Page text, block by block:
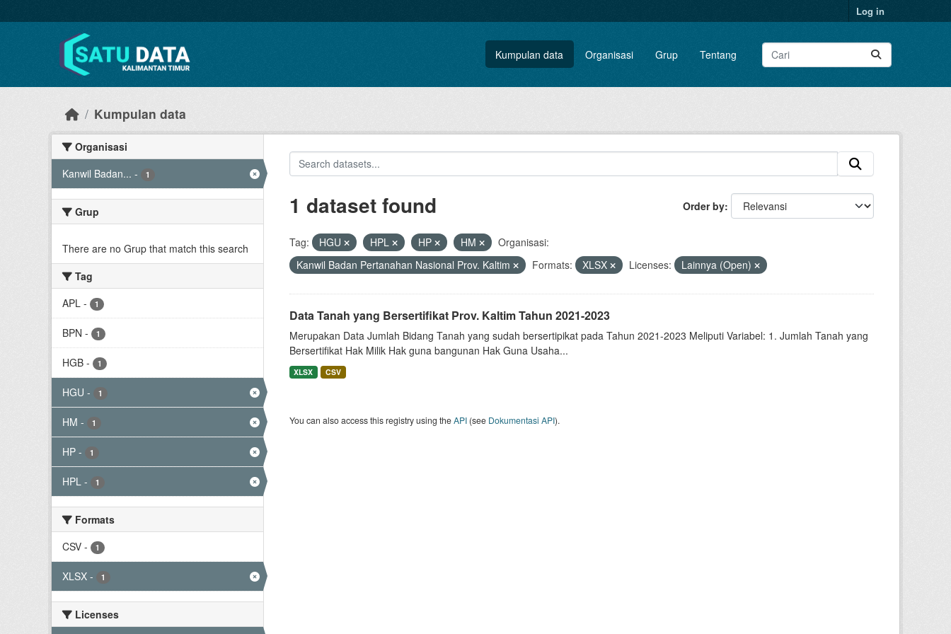
Log in
Kumpulan data Organisasi Grup Tentang
Kumpulan data
Organisasi
Kanwil Badan... - 1
Grup
There are no Grup that match this search
Tag
APL - 1
BPN - 1
HGB - 1
HGU - 1
HM - 1
HP - 1
HPL - 1
Formats
CSV - 1
XLSX - 1
Licenses
Order by
1 dataset found
Tag: HGU HPL HP HM
Organisasi:
Kanwil Badan Pertanahan Nasional Prov. Kaltim
Formats: XLSX Licenses: Lainnya (Open)
Data Tanah yang Bersertifikat Prov. Kaltim Tahun 2021-2023
Merupakan Data Jumlah Bidang Tanah yang sudah bersertipikat pada Tahun 2021-2023 Meliputi Variabel: 1. Jumlah Tanah yang
Bersertifikat Hak Milik Hak guna bangunan Hak Guna Usaha...
XLSX CSV
You can also access this registry using theAPI(see Dokumentasi API).